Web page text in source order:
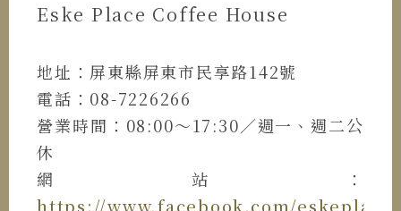
Eske Place Coffee House
地址：屏東縣屏東市民享路142號
電話：08-7226266
營業時間：08:00～17:30／週一、週二公
休
網站：
https://www.facebook.com/eskeplace